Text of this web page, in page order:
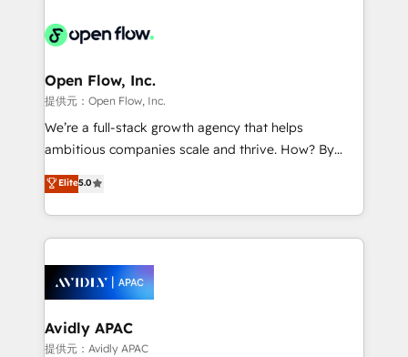
things are happening.
integrated buyers journey. Elixir is located in
and Stockholm Elixir is a first mover and leader
when it comes to HubSpot sales and service
implementations, highly renowned for our business
acumen, process (re-)design experience and a
integrate HubSpot with complex solutions like SAP,
MicroSoft, custom solutions,... Our company also has
execution, CPQ, customer portals and HubSpot CMS
Open Flow, Inc.
提供元：Open Flow, Inc.
We’re a full-stack growth agency that helps
ambitious companies scale and thrive. How? By
upgrading and streamlining every single revenue-
generating aspect of your business. We’re proud
HubSpot Elite Solutions Partners and devout CRM
nerds who can harness HubSpot’s custom digital
experience. Working hand-in-hand with your team,
we’ll assemble a RevOps machine that drives more
traffic, generates better leads and crushes your
revenue goals. We've worked with thousands of
Elite5.0
Avidly APAC
提供元：Avidly APAC